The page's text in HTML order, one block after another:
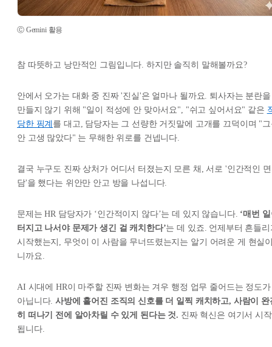
Ⓒ Gemini 활용
참 따뜻하고 낭만적인 그림입니다. 하지만 솔직히 말해볼까요?
안에서 오가는 대화 중 진짜 '진실'은 얼마나 될까요. 퇴사자는 분란을
만들지 않기 위해 "일이 적성에 안 맞아서요", "쉬고 싶어서요" 같은
당한 핑계 를 대고, 담당자는 그 선량한 거짓말에 고개를 끄덕이며 "
안 고생 많았다" 는 무해한 위로를 건넵니다.
결국 누구도 진짜 상처가 어디서 터졌는지 모른 채, 서로 '인간적인 면
담'을 했다는 위안만 안고 방을 나섭니다.
문제는 HR 담당자가 ‘인간적이지 않다’는 데 있지 않습니다. ‘매번
터지고 나서야 문제가 생긴 걸 캐치한다’는 데 있죠. 언제부터 흔들리
시작했는지, 무엇이 이 사람을 무너뜨렸는지는 알기 어려운 게 현실
니까요.
AI 시대에 HR이 마주할 진짜 변화는 겨우 행정 업무 줄어드는 정도가
아닙니다.사방에 흩어진 조직의 신호를 더 일찍 캐치하고, 사람이 완
히 떠나기 전에 알아차릴 수 있게 된다는 것. 진짜 혁신은 여기서 시작
됩니다.